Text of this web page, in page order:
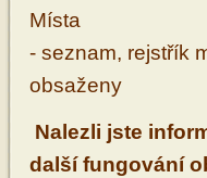
Místa
- seznam, rejstřík
obsaženy
Nalezli jste
další fungování